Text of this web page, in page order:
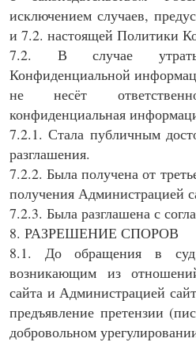
исключением случаев,
и 7.2. настоящей Политики
7.2. В случае
Конфиденциальной
не несёт
конфиденциальная
7.2.1. Стала публичным
разглашения.
7.2.2. Была получена от
получения Администрацией
7.2.3. Была разглашена с
8. РАЗРЕШЕНИЕ СПОРОВ
8.1. До обращения в
возникающим из
сайта и Администрацией
предъявление претензии
добровольном